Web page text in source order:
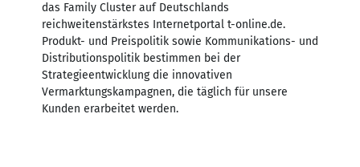
das Family Cluster auf Deutschlands
reichweitenstärkstes Internetportal t-online.de.
Produkt- und Preispolitik sowie Kommunikations- und
Distributionspolitik bestimmen bei der
Strategieentwicklung die innovativen
Vermarktungskampagnen, die täglich für unsere
Kunden erarbeitet werden.